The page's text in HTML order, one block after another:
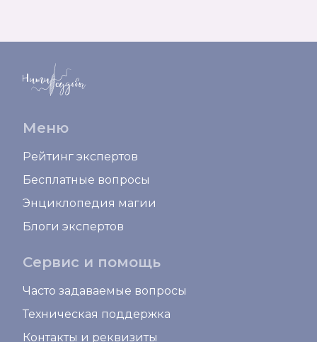
Меню
Рейтинг экспертов
Бесплатные вопросы
Энциклопедия магии
Блоги экспертов
Сервис и помощь
Часто задаваемые вопросы
Техническая поддержка
Контакты и реквизиты